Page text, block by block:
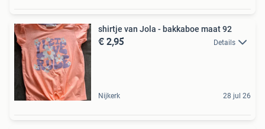
shirtje van Jola - bakkaboe maat 92
€ 2,95 Details
Nijkerk 28 jul 26